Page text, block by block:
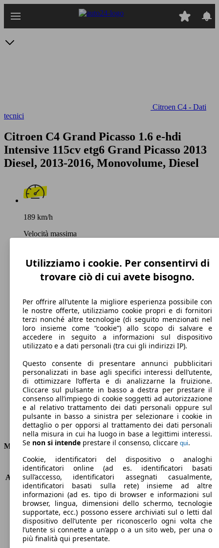
Citroen C4 - Dati
tecnici
Citroen C4 Grand Picasso 1.6 e-hdi
Intensive 115cv etg6 Grand Picasso 2013
Diesel, 2013-2016, Monovolume, Diesel
189 km/h
Velocità massima
Diesel
104 g/km
Emissioni di CO2 (combinato)*
Ø 4.0 l/100km
Consumi
Motore e Prestazioni
KW (PS)
85 kW (115 PS)
Accelerazione (0-100 km/h) 12.6s
Velocità massima (km/h)
189 km/h
Numero di marce
6
Coppia
270 nm
Cilindrata
1560 ccm
Carburante
Diesel
Cilindri
4
Utilizziamo i cookie. Per consentirvi di
trovare ciò di cui avete bisogno.
Per offrire all’utente la migliore esperienza possibile con
le nostre offerte, utilizziamo cookie propri e di fornitori
terzi nonché altre tecnologie (di seguito menzionati nel
loro insieme come “cookie”) allo scopo di salvare e
accedere in seguito a informazioni sul dispositivo
utilizzato e a dati personali (tra cui gli indirizzi IP).
Questo consente di presentare annunci pubblicitari
personalizzati in base agli specifici interessi dell’utente,
di ottimizzare l’offerta e di analizzarne la fruizione.
Cliccare sul pulsante in basso a destra per prestare il
consenso all’impiego di cookie soggetti ad autorizzazione
e al relativo trattamento dei dati personali oppure sul
pulsante in basso a sinistra per selezionare i cookie in
dettaglio o per opporsi al trattamento dei dati personali
nella misura in cui ha luogo in base a legittimi interessi.
Se non si intende prestare il consenso, cliccare qui.
Cookie, identificatori del dispositivo o analoghi
identificatori online (ad es. identificatori basati
sull’accesso, identificatori assegnati casualmente,
identificatori basati sulla rete) insieme ad altre
informazioni (ad es. tipo di browser e informazioni sul
browser, lingua, dimensioni dello schermo, tecnologie
supportate, ecc.) possono essere archiviati sul o letti dal
dispositivo dell’utente per riconoscerlo ogni volta che
l’utente si connette a un’app o a un sito web, per una o
più finalità qui presentate.